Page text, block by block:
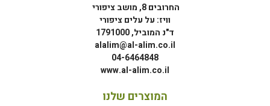
החרובים 8, מושב ציפורי
וויז: על עלים ציפורי
ד"נ המוביל, 1791000
alalim@al-alim.co.il
04-6464848
www.al-alim.co.il
המוצרים שלנו